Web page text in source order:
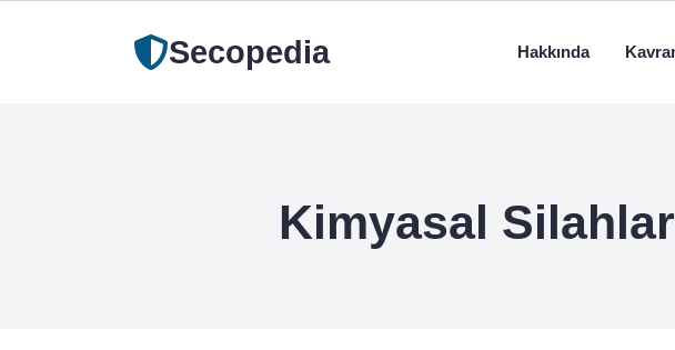
Secopedia Hakkında
Kimyasal